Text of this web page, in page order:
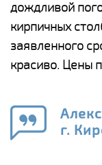
дождливой
кирпичных
заявленного
красиво. Цены
г.